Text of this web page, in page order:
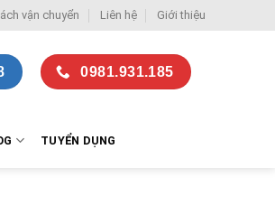
vận chuyển Liên hệ Giới thiệu
0981.931.185
TUYỂN DỤNG